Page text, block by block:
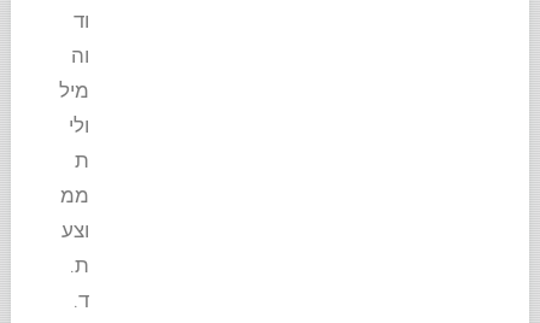
וד
וה
מיל
ולי
ת
ממ
וצע
ת.
ד.